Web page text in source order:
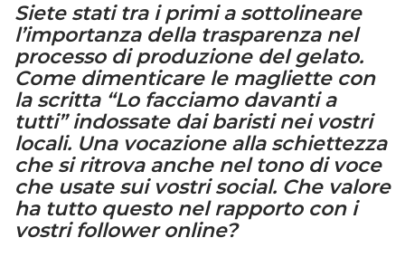
Siete stati tra i primi a sottolineare
l’importanza della trasparenza nel
processo di produzione del gelato.
Come dimenticare le magliette con
la scritta “Lo facciamo davanti a
tutti” indossate dai baristi nei vostri
locali. Una vocazione alla schiettezza
che si ritrova anche nel tono di voce
che usate sui vostri social. Che valore
ha tutto questo nel rapporto con i
vostri follower online?